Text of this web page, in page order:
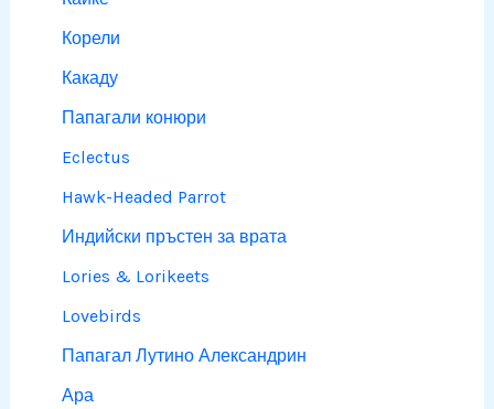
Корели
Какаду
Папагали конюри
Eclectus
Hawk-Headed Parrot
Индийски пръстен за врата
Lories & Lorikeets
Lovebirds
Папагал Лутино Александрин
Ара